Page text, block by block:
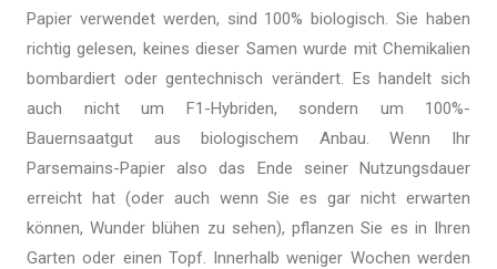
Papier verwendet werden, sind 100% biologisch. Sie haben
richtig gelesen, keines dieser Samen wurde mit Chemikalien
bombardiert oder gentechnisch verändert. Es handelt sich
auch nicht um F1-Hybriden, sondern um 100%-
Bauernsaatgut aus biologischem Anbau. Wenn Ihr
Parsemains-Papier also das Ende seiner Nutzungsdauer
erreicht hat (oder auch wenn Sie es gar nicht erwarten
können, Wunder blühen zu sehen), pflanzen Sie es in Ihren
Garten oder einen Topf. Innerhalb weniger Wochen werden